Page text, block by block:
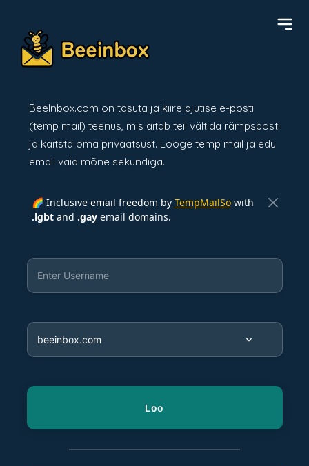
BeeInbox.com on tasuta ja kiire ajutise e-posti
(temp mail) teenus, mis aitab teil vältida rämpsposti
ja kaitsta oma privaatsust. Looge temp mail ja edu
email vaid mõne sekundiga.
🌈 Inclusive email freedom by TempMailSowith
.lgbtand .gayemail domains.